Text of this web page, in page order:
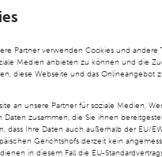
Partner verwenden Cookies und andere
Medien anbieten zu können und die
diese Webseite und das Onlineangebot
an unsere Partner für soziale Medien,
zusammen, die Sie ihnen
Ihre Daten auch außerhalb der EU/
Gerichtshofs derzeit kein
in diesem Fall die EU-
Met
✅ Snellere